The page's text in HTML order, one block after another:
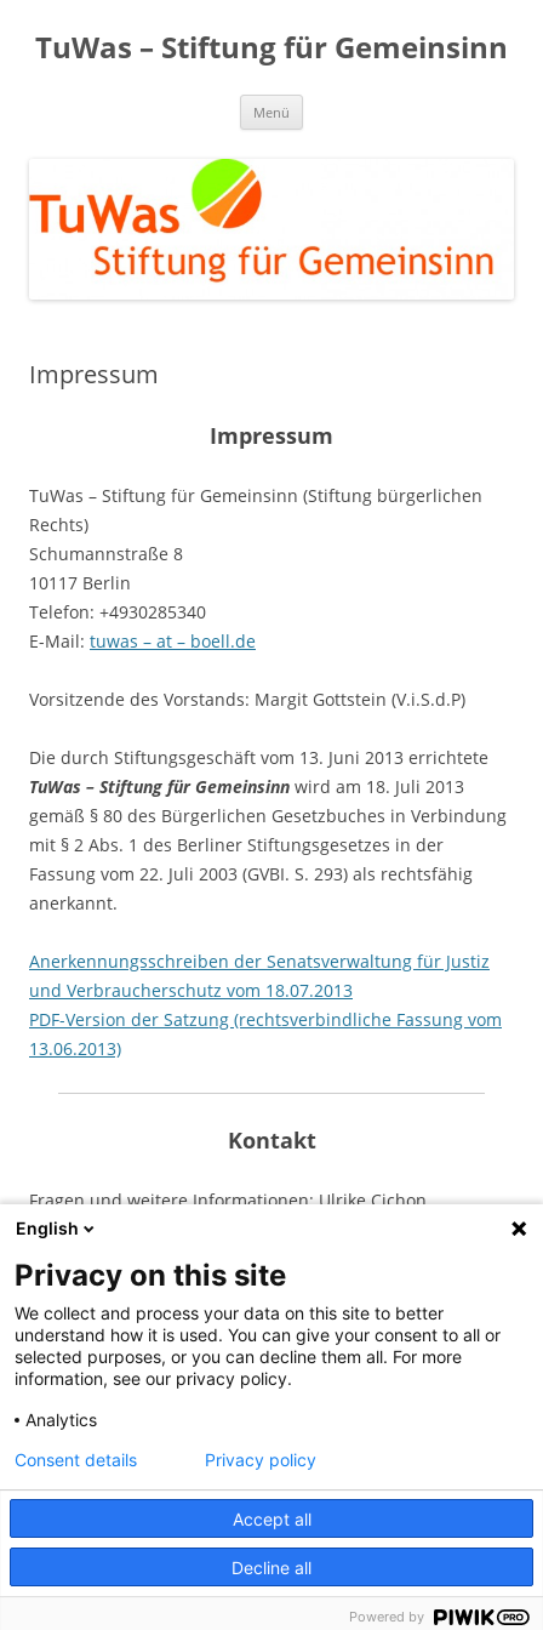
springen
TuWas – Stiftung für Gemeinsinn
Menü
Impressum
Impressum
TuWas – Stiftung für Gemeinsinn (Stiftung bürgerlichen
Rechts)
Schumannstraße 8
10117 Berlin
Telefon: +4930285340
E-Mail: tuwas – at – boell.de
Vorsitzende des Vorstands: Margit Gottstein (V.i.S.d.P)
Die durch Stiftungsgeschäft vom 13. Juni 2013 errichtete
TuWas – Stiftung für Gemeinsinn wird am 18. Juli 2013
gemäß § 80 des Bürgerlichen Gesetzbuches in Verbindung
mit § 2 Abs. 1 des Berliner Stiftungsgesetzes in der
Fassung vom 22. Juli 2003 (GVBI. S. 293) als rechtsfähig
anerkannt.
Anerkennungsschreiben der Senatsverwaltung für Justiz
und Verbraucherschutz vom 18.07.2013
PDF-Version der Satzung (rechtsverbindliche Fassung vom
13.06.2013)
Kontakt
Fragen und weitere Informationen: Ulrike Cichon
Telefon: +49-(0)30-28534-112
E-Mail:
tuwas – at – boell.de
Suchen
nach:
Bankverbindung Impressum Datenschutz Kontakt
English
Privacy on this site
We collect and process your data on this site to better
understand how it is used. You can give your consent to all or
selected purposes, or you can decline them all. For more
information, see our privacy policy.
Analytics
Accept all
Decline all
Consent details Privacy policy
Powered by